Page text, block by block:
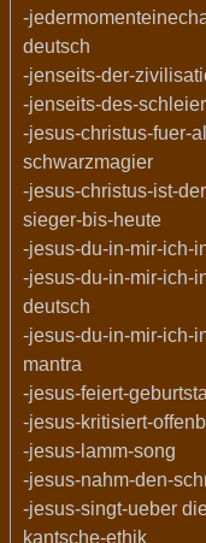
-
deutsch
-jenseits-der-
-jenseits-des-
-jesus-christus-fuer-
schwarzmagier
-jesus-christus-ist-
sieger-bis-heute
-jesus-du-in-mir-ich-
-jesus-du-in-mir-ich-
deutsch
-jesus-du-in-mir-ich-
mantra
-jesus-feiert-
-jesus-kritisiert-
-jesus-lamm-song
-jesus-nahm-den-
-jesus-singt-ueber
kantsche-ethik